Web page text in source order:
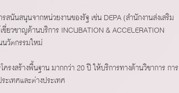
นันสนุนจากหน่วยงานของรัฐ เช่น DEPA (สำนักงานส่งเสริม
ยวชาญด้านบริการ INCUBATION & ACCELERATION
วัตกรรมใหม่
สร้างพื้นฐาน มากกว่า 20 ปี ให้บริการทางด้านวิชาการ การ
เทศและต่างประเทศ